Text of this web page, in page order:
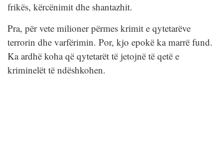
frikës, kërcënimit dhe shantazhit.
Pra, për vete milioner përmes krimit e qytetarëve
terrorin dhe varfërimin. Por, kjo epokë ka marrë fund.
Ka ardhë koha që qytetarët të jetojnë të qetë e
kriminelët të ndëshkohen.